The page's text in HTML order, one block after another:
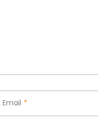
Email *